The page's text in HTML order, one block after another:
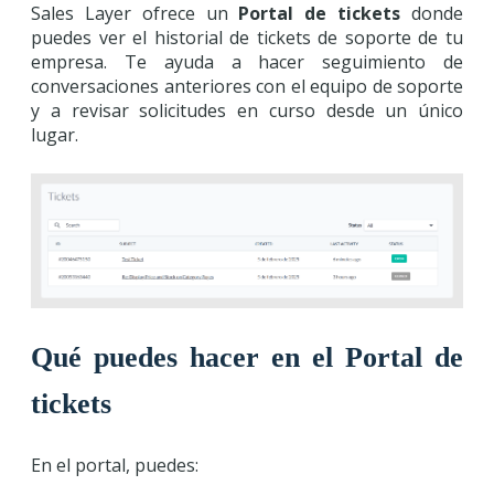
Sales Layer ofrece un Portal de tickets donde
puedes ver el historial de tickets de soporte de tu
empresa. Te ayuda a hacer seguimiento de
conversaciones anteriores con el equipo de soporte
y a revisar solicitudes en curso desde un único
lugar.
Qué puedes hacer en el Portal de
tickets
En el portal, puedes: